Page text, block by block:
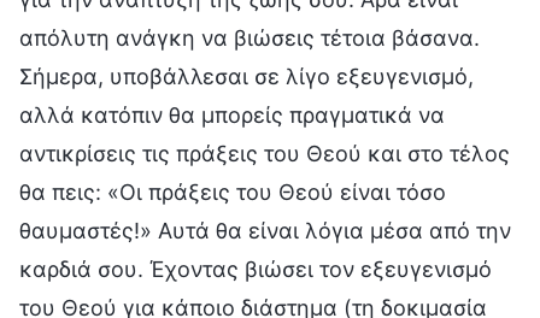
απόλυτη ανάγκη να βιώσεις τέτοια βάσανα.
Σήμερα, υποβάλλεσαι σε λίγο εξευγενισμό,
αλλά κατόπιν θα μπορείς πραγματικά να
αντικρίσεις τις πράξεις του Θεού και στο τέλος
θα πεις: «Οι πράξεις του Θεού είναι τόσο
θαυμαστές!» Αυτά θα είναι λόγια μέσα από την
καρδιά σου. Έχοντας βιώσει τον εξευγενισμό
του Θεού για κάποιο διάστημα (τη δοκιμασία